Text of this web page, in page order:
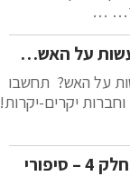
…
על האש…
על האש? תחשבו
יקרים-יקרות!
על הפחד – חלק 4 – סיפורי